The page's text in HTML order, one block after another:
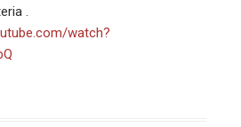
.
watch?